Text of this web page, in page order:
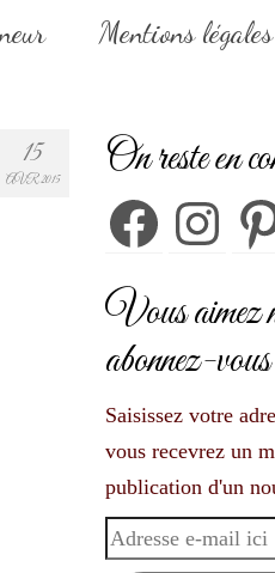
Mentions légales
15
AVR 2015 On reste en
FacebookInstagram
Vous aimez
abonnez-
Saisissez votre
vous recevrez un
publication d'un
Adresse